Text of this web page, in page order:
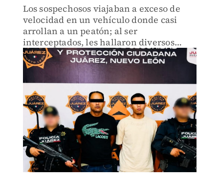
Los sospechosos viajaban a exceso de
velocidad en un vehículo donde casi
arrollan a un peatón; al ser
interceptados, les hallaron diversos
envoltorios de mariguana, cocaína y
cristal.